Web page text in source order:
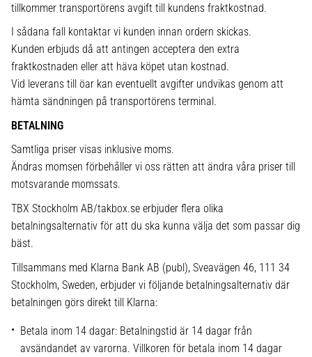
tillkommer transportörens avgift till kundens fraktkostnad.
I sådana fall kontaktar vi kunden innan ordern skickas.
Kunden erbjuds då att antingen acceptera den extra
fraktkostnaden eller att häva köpet utan kostnad.
Vid leverans till öar kan eventuellt avgifter undvikas genom att
hämta sändningen på transportörens terminal.
BETALNING
Samtliga priser visas inklusive moms.
Ändras momsen förbehåller vi oss rätten att ändra våra priser till
motsvarande momssats.
TBX Stockholm AB/takbox.se erbjuder flera olika
betalningsalternativ för att du ska kunna välja det som passar dig
bäst.
Tillsammans med Klarna Bank AB (publ), Sveavägen 46, 111 34
Stockholm, Sweden, erbjuder vi följande betalningsalternativ där
betalningen görs direkt till Klarna:
Betala inom 14 dagar: Betalningstid är 14 dagar från
avsändandet av varorna. Villkoren för betala inom 14 dagar